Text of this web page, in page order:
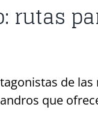
rutas
de las
que